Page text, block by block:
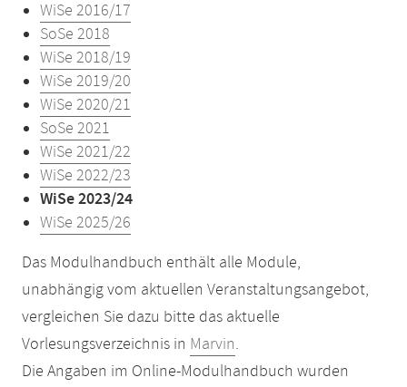
WiSe 2016/17
SoSe 2018
WiSe 2018/19
WiSe 2019/20
WiSe 2020/21
SoSe 2021
WiSe 2021/22
WiSe 2022/23
WiSe 2023/24
WiSe 2025/26
Das Modulhandbuch enthält alle Module,
unabhängig vom aktuellen Veranstaltungsangebot,
vergleichen Sie dazu bitte das aktuelle
Vorlesungsverzeichnis in Marvin.
Die Angaben im Online-Modulhandbuch wurden